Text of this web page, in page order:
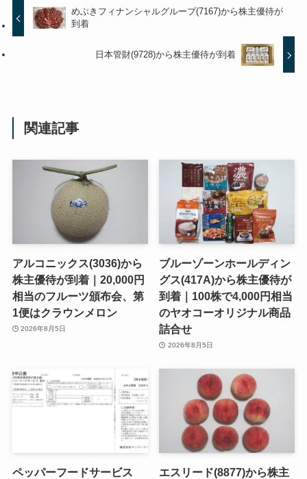
めぶきフィナンシャルグループ(7167)から株主優待が
到着
日本管財(9728)から株主優待が到着
関連記事
アルコニックス(3036)から
株主優待が到着｜20,000円
相当のフルーツ頒布会、第
1便はクラウンメロン
2026年8月5日
ブルーゾーンホールディン
グス(417A)から株主優待が
到着｜100株で4,000円相当
のヤオコーオリジナル商品
詰合せ
2026年8月5日
ペッパーフードサービス
エスリード(8877)から株主